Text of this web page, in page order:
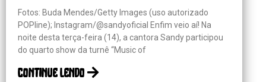
Fotos: Buda Mendes/Getty Images (uso autorizado
POPline); Instagram/@sandyoficial Enfim veio aí! Na
noite desta terça-feira (14), a cantora Sandy participou
do quarto show da turnê “Music of
continue lendo